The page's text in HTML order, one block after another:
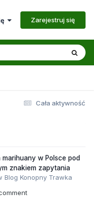
Zarejestruj się
Cała aktywność
marihuany w Polsce pod
znakiem zapytania
Blog Konopny Trawka